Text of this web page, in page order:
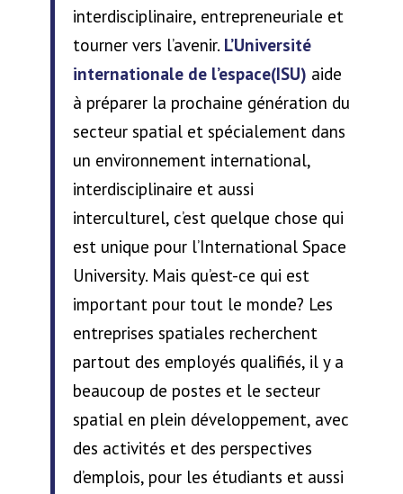
interdisciplinaire, entrepreneuriale et
tourner vers l’avenir. L’Université
internationale de l’espace(ISU) aide
à préparer la prochaine génération du
secteur spatial et spécialement dans
un environnement international,
interdisciplinaire et aussi
interculturel, c’est quelque chose qui
est unique pour l’International Space
University. Mais qu’est-ce qui est
important pour tout le monde? Les
entreprises spatiales recherchent
partout des employés qualifiés, il y a
beaucoup de postes et le secteur
spatial en plein développement, avec
des activités et des perspectives
d’emplois, pour les étudiants et aussi